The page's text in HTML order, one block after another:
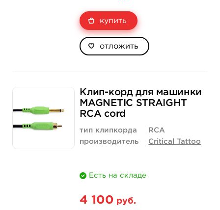
купить
отложить
Клип-корд для машинки
MAGNETIC STRAIGHT
RCA cord
тип клипкорда
RCA
производитель
Critical Tattoo
Есть на складе
4 100 руб.